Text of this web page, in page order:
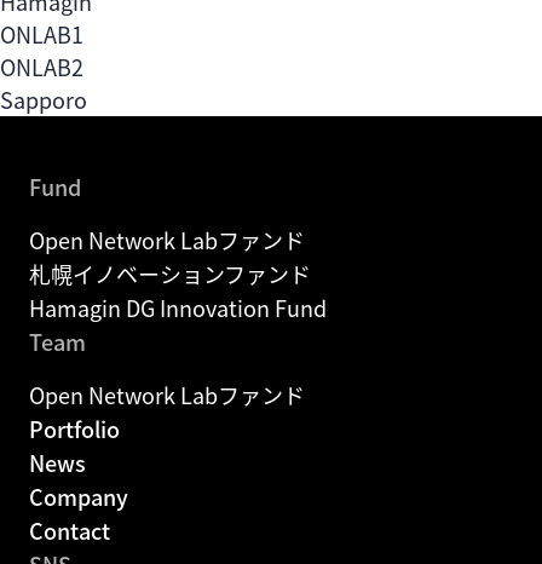
幌イノベーションファンド
EN
ONLAB1
ONLAB2
Sapporo
Fund
Open Network Labファンド
札幌イノベーションファンド
Hamagin DG Innovation Fund
Team
Open Network Labファンド
Portfolio
News
Company
Contact